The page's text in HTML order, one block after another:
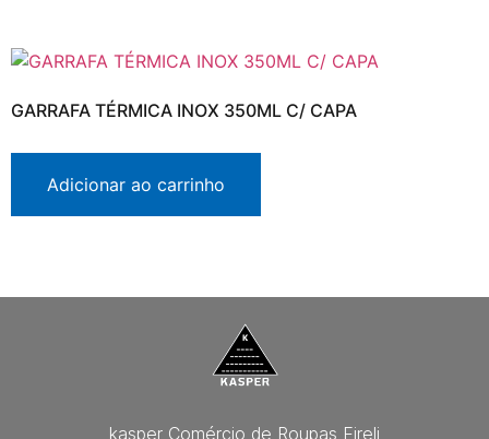
GARRAFA TÉRMICA INOX 350ML C/ CAPA
Adicionar ao carrinho
kasper Comércio de Roupas Eireli